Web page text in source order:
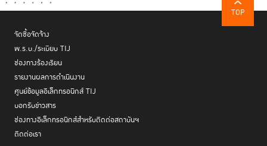
TOP
จัดซื้อจัดจ้าง
พ.ร.บ./ระเบียบ TIJ
ช่องทางร้องเรียน
รายงานผลการดำเนินงาน
ศูนย์ข้อมูลอิเล็กทรอนิกส์ TIJ
บอกรับข่าวสาร
ช่องทางอิเล็กทรอนิกส์สำหรับติดต่อสถาบันฯ
ติดต่อเรา